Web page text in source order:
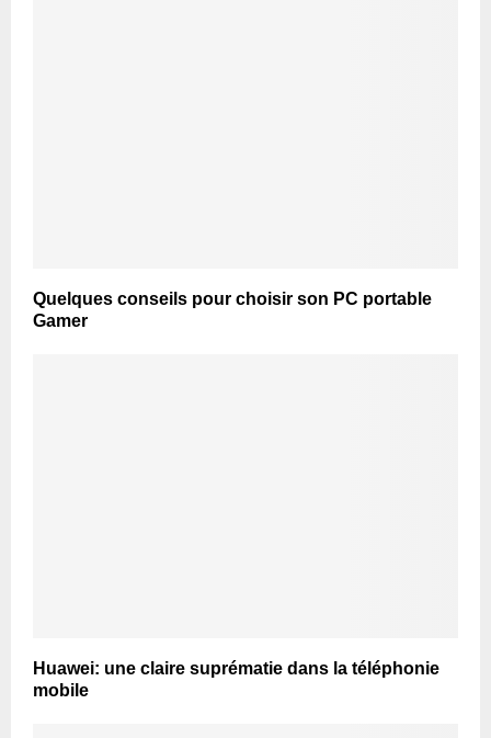
Quelques conseils pour choisir son PC portable
Gamer
Huawei: une claire suprématie dans la téléphonie
mobile